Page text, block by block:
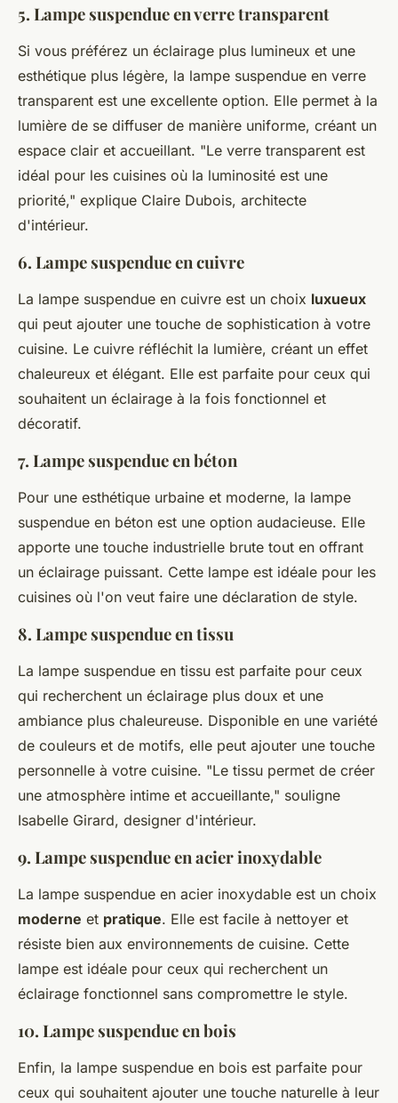
5. Lampe suspendue en verre transparent
Si vous préférez un éclairage plus lumineux et une
esthétique plus légère, la lampe suspendue en verre
transparent est une excellente option. Elle permet à la
lumière de se diffuser de manière uniforme, créant un
espace clair et accueillant. "Le verre transparent est
idéal pour les cuisines où la luminosité est une
priorité," explique Claire Dubois, architecte
d'intérieur.
6. Lampe suspendue en cuivre
La lampe suspendue en cuivre est un choix luxueux
qui peut ajouter une touche de sophistication à votre
cuisine. Le cuivre réfléchit la lumière, créant un effet
chaleureux et élégant. Elle est parfaite pour ceux qui
souhaitent un éclairage à la fois fonctionnel et
décoratif.
7. Lampe suspendue en béton
Pour une esthétique urbaine et moderne, la lampe
suspendue en béton est une option audacieuse. Elle
apporte une touche industrielle brute tout en offrant
un éclairage puissant. Cette lampe est idéale pour les
cuisines où l'on veut faire une déclaration de style.
8. Lampe suspendue en tissu
La lampe suspendue en tissu est parfaite pour ceux
qui recherchent un éclairage plus doux et une
ambiance plus chaleureuse. Disponible en une variété
de couleurs et de motifs, elle peut ajouter une touche
personnelle à votre cuisine. "Le tissu permet de créer
une atmosphère intime et accueillante," souligne
Isabelle Girard, designer d'intérieur.
9. Lampe suspendue en acier inoxydable
La lampe suspendue en acier inoxydable est un choix
moderne et pratique. Elle est facile à nettoyer et
résiste bien aux environnements de cuisine. Cette
lampe est idéale pour ceux qui recherchent un
éclairage fonctionnel sans compromettre le style.
10. Lampe suspendue en bois
Enfin, la lampe suspendue en bois est parfaite pour
ceux qui souhaitent ajouter une touche naturelle à leur